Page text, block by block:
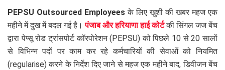
PEPSU Outsourced Employees के लिए खुशी की खबर महज एक
महीने में दुख में बदल गई है।पंजाब और हरियाणा हाई कोर्टकी सिंगल जज बेंच
द्वारा पेप्सू रोड ट्रांसपोर्ट कॉरपोरेशन (PEPSU) को पिछले 10 से 20 सालों
से विभिन्न पदों पर काम कर रहे कर्मचारियों की सेवाओं को नियमित
(regularise) करने के निर्देश दिए जाने से महज एक महीने बाद, डिवीजन बेंच